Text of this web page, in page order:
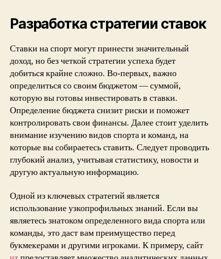
спорт
и
типичных
ошибок
Разработка стратегии ставок
Ставки на спорт могут принести значительный
доход, но без четкой стратегии успеха будет
добиться крайне сложно. Во-первых, важно
определиться со своим бюджетом — суммой,
которую вы готовы инвестировать в ставки.
Определение бюджета снизит риски и поможет
контролировать свои финансы. Далее стоит уделить
внимание изучению видов спорта и команд, на
которые вы собираетесь ставить. Следует проводить
глубокий анализ, учитывая статистику, новости и
другую актуальную информацию.
Одной из ключевых стратегий является
использование узкопрофильных знаний. Если вы
являетесь знатоком определенного вида спорта или
команды, это даст вам преимущество перед
букмекерами и другими игроками. К примеру, сайт